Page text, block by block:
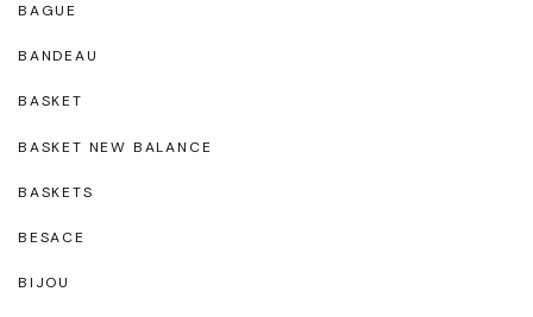
BAGUE
BANDEAU
BASKET
BASKET NEW BALANCE
BASKETS
BESACE
BIJOU